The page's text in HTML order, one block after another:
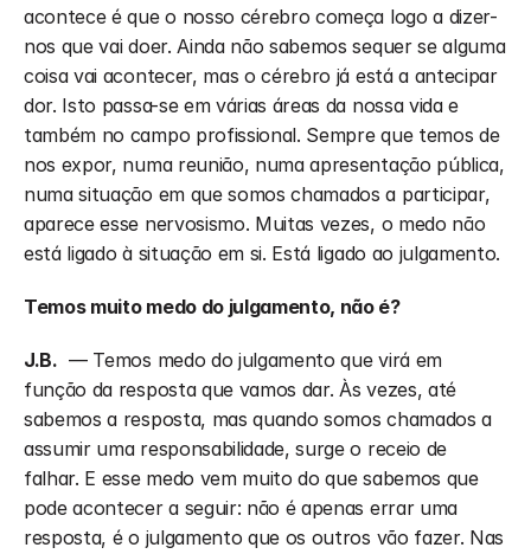
acontece é que o nosso cérebro começa logo a dizer-
nos que vai doer. Ainda não sabemos sequer se alguma
coisa vai acontecer, mas o cérebro já está a antecipar
dor. Isto passa-se em várias áreas da nossa vida e
também no campo profissional. Sempre que temos de
nos expor, numa reunião, numa apresentação pública,
numa situação em que somos chamados a participar,
aparece esse nervosismo. Muitas vezes, o medo não
está ligado à situação em si. Está ligado ao julgamento.
Temos muito medo do julgamento, não é?
J.B.
  — Temos medo do julgamento que virá em
função da resposta que vamos dar. Às vezes, até
sabemos a resposta, mas quando somos chamados a
assumir uma responsabilidade, surge o receio de
falhar. E esse medo vem muito do que sabemos que
pode acontecer a seguir: não é apenas errar uma
resposta, é o julgamento que os outros vão fazer. Nas